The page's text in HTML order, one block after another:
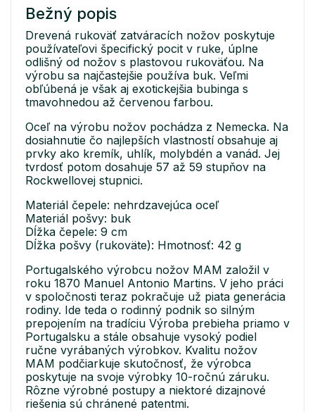
Bežný popis
Drevená rukoväť zatváracích nožov poskytuje
používateľovi špecifický pocit v ruke, úplne
odlišný od nožov s plastovou rukoväťou. Na
výrobu sa najčastejšie používa buk. Veľmi
obľúbená je však aj exotickejšia bubinga s
tmavohnedou až červenou farbou.
Oceľ na výrobu nožov pochádza z Nemecka. Na
dosiahnutie čo najlepších vlastností obsahuje aj
prvky ako kremík, uhlík, molybdén a vanád. Jej
tvrdosť potom dosahuje 57 až 59 stupňov na
Rockwellovej stupnici.
Materiál čepele: nehrdzavejúca oceľ
Materiál pošvy: buk
Dĺžka čepele: 9 cm
Dĺžka pošvy (rukoväte): Hmotnosť: 42 g
Portugalského výrobcu nožov MAM založil v
roku 1870 Manuel Antonio Martins. V jeho práci
v spoločnosti teraz pokračuje už piata generácia
rodiny. Ide teda o rodinný podnik so silným
prepojením na tradíciu Výroba prebieha priamo v
Portugalsku a stále obsahuje vysoký podiel
ručne vyrábaných výrobkov. Kvalitu nožov
MAM podčiarkuje skutočnosť, že výrobca
poskytuje na svoje výrobky 10-ročnú záruku.
Rôzne výrobné postupy a niektoré dizajnové
riešenia sú chránené patentmi.